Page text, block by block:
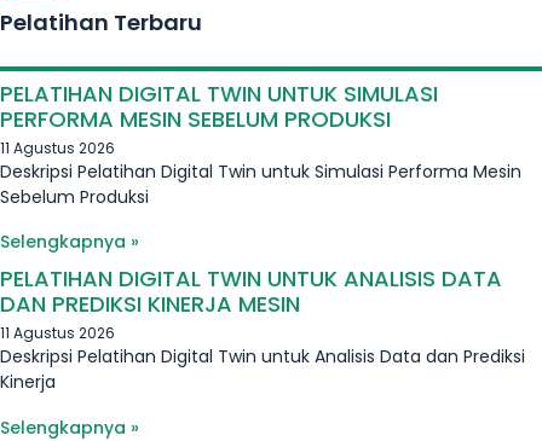
Pelatihan Terbaru
PELATIHAN DIGITAL TWIN UNTUK SIMULASI
PERFORMA MESIN SEBELUM PRODUKSI
11 Agustus 2026
Deskripsi Pelatihan Digital Twin untuk Simulasi Performa Mesin
Sebelum Produksi
Selengkapnya »
PELATIHAN DIGITAL TWIN UNTUK ANALISIS DATA
DAN PREDIKSI KINERJA MESIN
11 Agustus 2026
Deskripsi Pelatihan Digital Twin untuk Analisis Data dan Prediksi
Kinerja
Selengkapnya »